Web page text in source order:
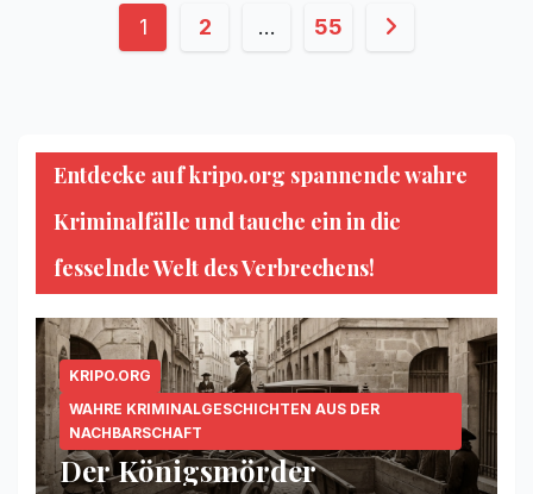
Seitennummerierung
1 2 … 55
Entdecke auf kripo.org spannende wahre
Kriminalfälle und tauche ein in die
fesselnde Welt des Verbrechens!
KRIPO.ORG
WAHRE KRIMINALGESCHICHTEN AUS DER
NACHBARSCHAFT
Der Königsmörder